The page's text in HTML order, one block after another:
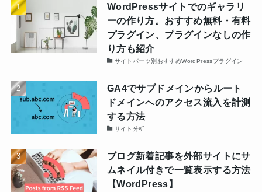
WordPressサイトでのギャラリ
ーの作り方。おすすめ無料・有料
プラグイン、プラグインなしの作
り方も紹介
サイトパーツ別おすすめWordPressプラグイン
GA4でサブドメインからルート
ドメインへのアクセス流入を計測
する方法
サイト分析
ブログ新着記事を外部サイトにサ
ムネイル付きで一覧表示する方法
【WordPress】